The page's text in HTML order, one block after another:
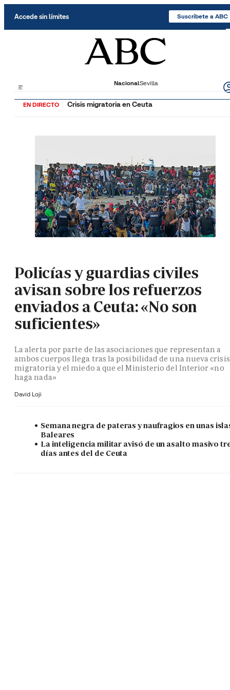
Accede sin límites Suscríbete a ABC
NacionalSevilla
EN DIRECTO Crisis migratoria en Ceuta
Policías y guardias civiles
avisan sobre los refuerzos
enviados a Ceuta: «No son
suficientes»
La alerta por parte de las asociaciones que representan a
ambos cuerpos llega tras la posibilidad de una nueva crisis
migratoria y el miedo a que el Ministerio del Interior «no
haga nada»
David Loji
Semana negra de pateras y naufragios en unas
Baleares
La inteligencia militar avisó de un asalto masivo
días antes del de Ceuta